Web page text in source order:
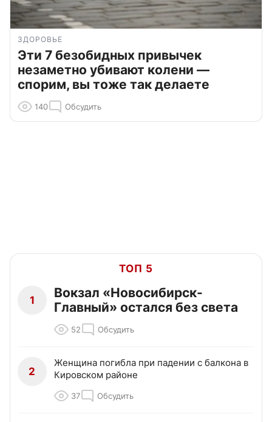
ЗДОРОВЬЕ
Эти 7 безобидных привычек
незаметно убивают колени —
спорим, вы тоже так делаете
140 Обсудить
ТОП 5
1
Вокзал «Новосибирск-
Главный» остался без света
52 Обсудить
2
Женщина погибла при падении с балкона в
Кировском районе
37 Обсудить